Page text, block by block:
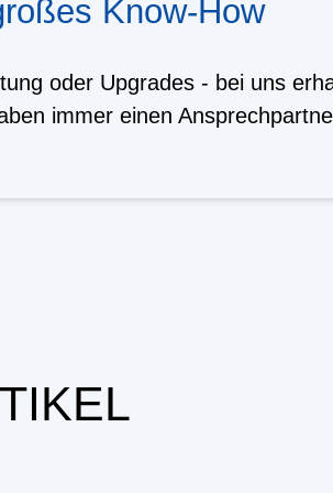
Know-How
oder Upgrades - bei uns
immer einen